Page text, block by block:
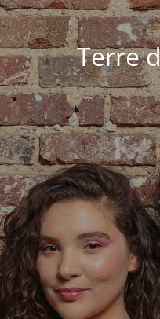
Terre